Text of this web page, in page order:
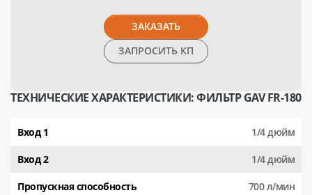
ЗАКАЗАТЬ
ЗАПРОСИТЬ КП
ТЕХНИЧЕСКИЕ ХАРАКТЕРИСТИКИ: ФИЛЬТР GAV FR-180
Вход 1 1/4 дюйм
Вход 2 1/4 дюйм
Пропускная способность 700 л/мин